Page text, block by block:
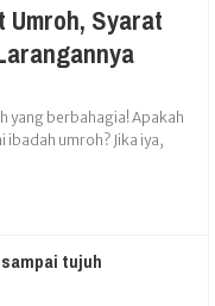
Umroh, Syarat
yang berbahagia! Apakah
umroh? Jika iya,
tujuh